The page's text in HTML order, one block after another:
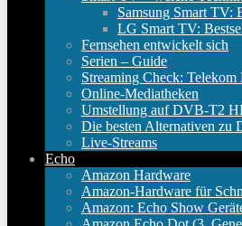
Samsung Smart TV:
LG Smart TV:
Fernsehen entwickelt sich
Serien – Guide
Streaming Check: Telekom
Online-Mediatheken
Umstellung auf DVB-T2
Die besten Alternativen zu
Live-Streams
Echo
Amazon Hardware
Amazon-Hardware für
Amazon: Echo Show